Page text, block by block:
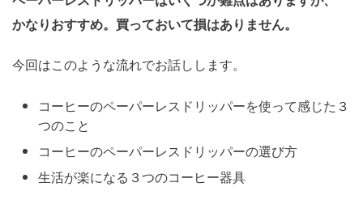
かなりおすすめ。買っておいて損はありません。
今回はこのような流れでお話しします。
コーヒーのペーパーレスドリッパーを使って感じた３
つのこと
コーヒーのペーパーレスドリッパーの選び方
生活が楽になる３つのコーヒー器具